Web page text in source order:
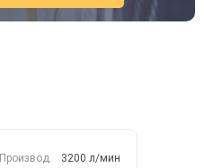
Производ. 3200 л/мин